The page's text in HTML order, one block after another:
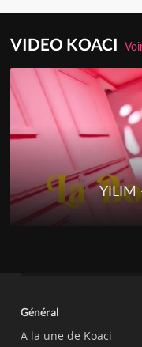
VIDEO KOACI
YILIM
Général
A la une de Koaci